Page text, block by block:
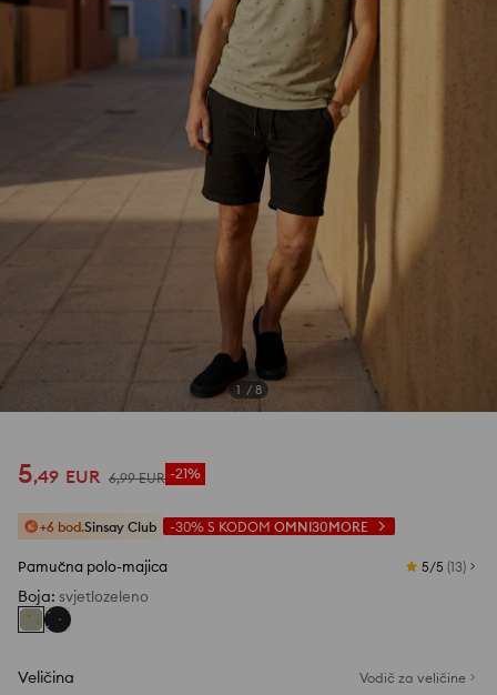
Pogledajte fotografije iz recenzija
1 / 8
5,49 EUR 6,99 EUR -21%
+6 bod.Sinsay Club -30% S KODOM OMNI30MORE
Pamučna polo-majica 5/5 (13)
Boja: svjetlozeleno
Veličina Vodič za veličine